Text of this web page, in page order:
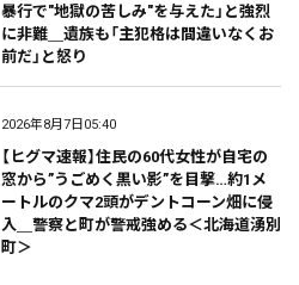
暴行で"地獄の苦しみ"を与えた」と強烈
に非難＿遺族も「主犯格は間違いなくお
前だ」と怒り
2026年8月7日05:40
【ヒグマ速報】住民の60代女性が自宅の
窓から”うごめく黒い影”を目撃…約1メ
ートルのクマ2頭がデントコーン畑に侵
入＿警察と町が警戒強める＜北海道湧別
町＞